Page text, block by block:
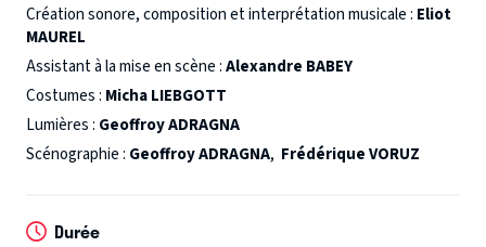
pouvoir fabriquer un enfant ? CHIMÈREest une épopée
intime sur la création de la vie, un conte saupoudré
d’humour noir, une histoire moderne et universelle.
Création sonore, composition et interprétation musicale : Eliot
MAUREL
Assistant à la mise en scène :Alexandre BABEY
Costumes : Micha LIEBGOTT
Lumières : Geoffroy ADRAGNA
Scénographie : Geoffroy ADRAGNA, Frédérique VORUZ
Durée